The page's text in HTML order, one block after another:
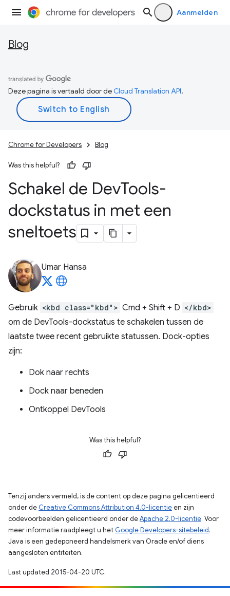
Aanmelden
Blog
Deze pagina is vertaald door deCloud Translation API.
Chrome for Developers Blog
Was this helpful?
Schakel de DevTools-
dockstatus in met een
sneltoets
Umar Hansa
Gebruik <kbd class="kbd"> Cmd + Shift + D </kbd>
om de DevTools-dockstatus te schakelen tussen de
laatste twee recent gebruikte statussen. Dock-opties
zijn:
Dok naar rechts
Dock naar beneden
Ontkoppel DevTools
Was this helpful?
Tenzij anders vermeld, is de content op deze pagina gelicentieerd
onder de Creative Commons Attribution 4.0-licentieen zijn
codevoorbeelden gelicentieerd onder deApache 2.0-licentie. Voor
meer informatie raadpleegt u het Google Developers-sitebeleid.
Java is een gedeponeerd handelsmerk van Oracle en/of diens
aangesloten entiteiten.
Last updated 2015-04-20 UTC.